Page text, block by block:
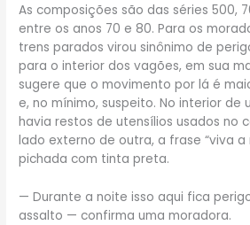
As composições são das séries 500,
entre os anos 70 e 80. Para os
trens parados virou sinônimo de
para o interior dos vagões, em sua
sugere que o movimento por lá é
e, no mínimo, suspeito. No interior de
havia restos de utensílios usados no
lado externo de outra, a frase “viva a
pichada com tinta preta.
— Durante a noite isso aqui fica
assalto — confirma uma moradora.